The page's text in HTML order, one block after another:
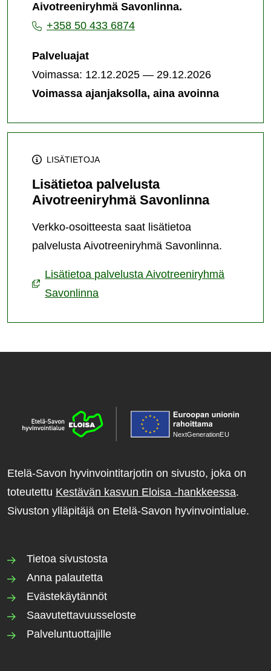
palvelun
järjestämispaikka
Aivotreeniryhmä Savonlinna.
+358 50 433 6874
Palveluajat
Voimassa: 12.12.2025 — 29.12.2026
Voimassa ajanjaksolla, aina avoinna
LISÄTIETOJA
Lisätietoa palvelusta
Aivotreeniryhmä Savonlinna
Verkko-osoitteesta saat lisätietoa
palvelusta Aivotreeniryhmä Savonlinna.
Lisätietoa palvelusta Aivotreeniryhmä
Savonlinna
NextGenerationEU
Etelä-Savon hyvinvointitarjotin on sivusto, joka on
toteutettu Kestävän kasvun Eloisa -hankkeessa.
Sivuston ylläpitäjä on Etelä-Savon hyvinvointialue.
Tietoa sivustosta
Anna palautetta
Evästekäytännöt
Saavutettavuusseloste
Palveluntuottajille